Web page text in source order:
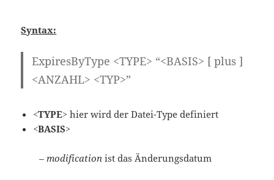
Syntax:
ExpiresByType <TYPE> “<BASIS> [ plus ]
<ANZAHL> <TYP>”
<TYPE>hier wird der Datei-Type definiert
<BASIS>
– modificationist das Änderungsdatum